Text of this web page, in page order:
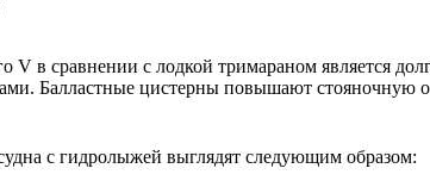
V в сравнении с лодкой тримараном является
Балластные цистерны повышают стояночную
с гидролыжей выглядят следующим образом: